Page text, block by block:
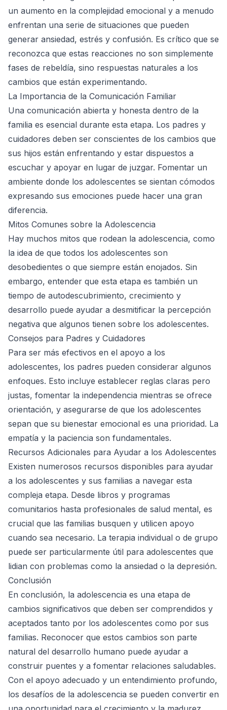
un aumento en la complejidad emocional y a menudo
enfrentan una serie de situaciones que pueden
generar ansiedad, estrés y confusión. Es crítico que se
reconozca que estas reacciones no son simplemente
fases de rebeldía, sino respuestas naturales a los
cambios que están experimentando.
La Importancia de la Comunicación Familiar
Una comunicación abierta y honesta dentro de la
familia es esencial durante esta etapa. Los padres y
cuidadores deben ser conscientes de los cambios que
sus hijos están enfrentando y estar dispuestos a
escuchar y apoyar en lugar de juzgar. Fomentar un
ambiente donde los adolescentes se sientan cómodos
expresando sus emociones puede hacer una gran
diferencia.
Mitos Comunes sobre la Adolescencia
Hay muchos mitos que rodean la adolescencia, como
la idea de que todos los adolescentes son
desobedientes o que siempre están enojados. Sin
embargo, entender que esta etapa es también un
tiempo de autodescubrimiento, crecimiento y
desarrollo puede ayudar a desmitificar la percepción
negativa que algunos tienen sobre los adolescentes.
Consejos para Padres y Cuidadores
Para ser más efectivos en el apoyo a los
adolescentes, los padres pueden considerar algunos
enfoques. Esto incluye establecer reglas claras pero
justas, fomentar la independencia mientras se ofrece
orientación, y asegurarse de que los adolescentes
sepan que su bienestar emocional es una prioridad. La
empatía y la paciencia son fundamentales.
Recursos Adicionales para Ayudar a los Adolescentes
Existen numerosos recursos disponibles para ayudar
a los adolescentes y sus familias a navegar esta
compleja etapa. Desde libros y programas
comunitarios hasta profesionales de salud mental, es
crucial que las familias busquen y utilicen apoyo
cuando sea necesario. La terapia individual o de grupo
puede ser particularmente útil para adolescentes que
lidian con problemas como la ansiedad o la depresión.
Conclusión
En conclusión, la adolescencia es una etapa de
cambios significativos que deben ser comprendidos y
aceptados tanto por los adolescentes como por sus
familias. Reconocer que estos cambios son parte
natural del desarrollo humano puede ayudar a
construir puentes y a fomentar relaciones saludables.
Con el apoyo adecuado y un entendimiento profundo,
los desafíos de la adolescencia se pueden convertir en